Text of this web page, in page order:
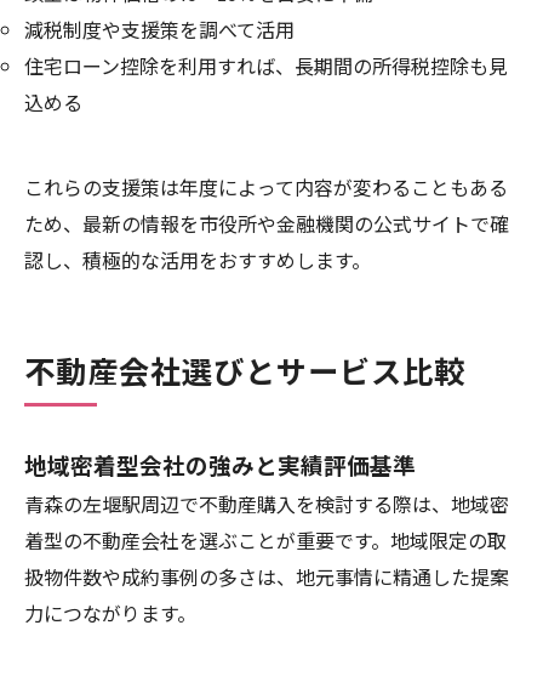
減税制度や支援策を調べて活用
住宅ローン控除を利用すれば、長期間の所得税控除も見
込める
これらの支援策は年度によって内容が変わることもある
ため、最新の情報を市役所や金融機関の公式サイトで確
認し、積極的な活用をおすすめします。
不動産会社選びとサービス比較
地域密着型会社の強みと実績評価基準
青森の左堰駅周辺で不動産購入を検討する際は、地域密
着型の不動産会社を選ぶことが重要です。地域限定の取
扱物件数や成約事例の多さは、地元事情に精通した提案
力につながります。